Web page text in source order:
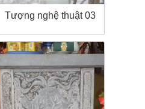
Tượng nghệ thuật 03